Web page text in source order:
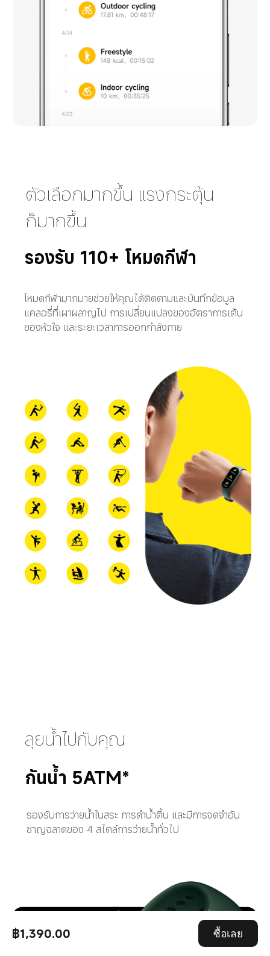
฿1,390.00 ซื้อเลย
ตัวเลือกมากขึ้น แรงกระตุ้น
ก็มากขึ้น
รองรับ 110+ โหมดกีฬา
โหมดกีฬามากมายช่วยให้คุณได้ติดตามและบันทึกข้อมูล
แคลอรี่ที่เผาผลาญไป การเปลี่ยนแปลงของอัตราการเต้น
ของหัวใจ และระยะเวลาการออกกำลังกาย
ลุยน้ำไปกับคุณ
กันน้ำ 5ATM*
รองรับการว่ายน้ำในสระ การดำน้ำตื้น และมีการจดจำอัน
ชาญฉลาดของ 4 สไตล์การว่ายน้ำทั่วไป